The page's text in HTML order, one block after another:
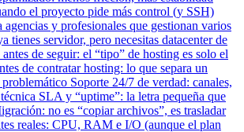
el proyecto pide más control (y SSH)
agencias y profesionales que gestionan varios
tienes servidor, pero necesitas datacenter de
de seguir: el “tipo” de hosting es solo el
de contratar hosting: lo que separa un
Soporte 24/7 de verdad: canales,
SLA y “uptime”: la letra pequeña que
no es “copiar archivos”, es trasladar
reales: CPU, RAM e I/O (aunque el plan